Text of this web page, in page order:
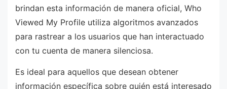
brindan esta información de manera oficial, Who
Viewed My Profile utiliza algoritmos avanzados
para rastrear a los usuarios que han interactuado
con tu cuenta de manera silenciosa.
Es ideal para aquellos que desean obtener
información específica sobre quién está interesado